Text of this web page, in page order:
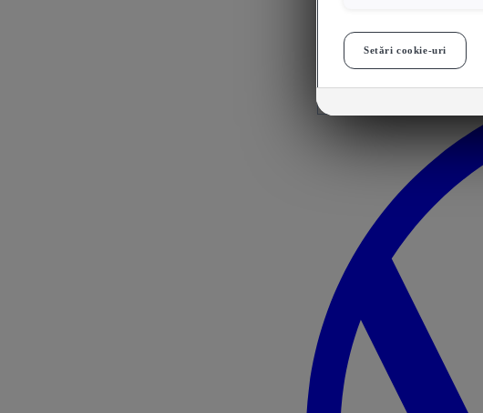
Setări cookie-uri